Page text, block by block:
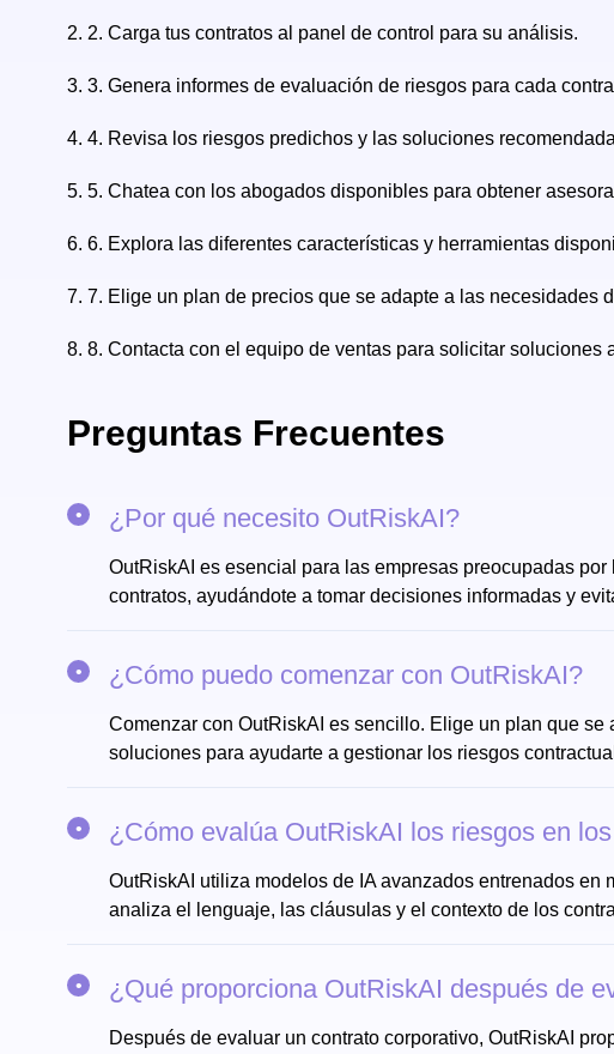
2. 2. Carga tus contratos al panel de control para su análisis.
3. 3. Genera informes de evaluación de riesgos para cada
4. 4. Revisa los riesgos predichos y las soluciones
5. 5. Chatea con los abogados disponibles para obtener
6. 6. Explora las diferentes características y herramientas
7. 7. Elige un plan de precios que se adapte a las necesidades
8. 8. Contacta con el equipo de ventas para solicitar soluciones
Preguntas Frecuentes
¿Por qué necesito OutRiskAI?
OutRiskAI es esencial para las empresas preocupadas
contratos, ayudándote a tomar decisiones informadas y
¿Cómo puedo comenzar con OutRiskAI?
Comenzar con OutRiskAI es sencillo. Elige un plan que
soluciones para ayudarte a gestionar los riesgos
¿Cómo evalúa OutRiskAI los riesgos en
OutRiskAI utiliza modelos de IA avanzados entrenados
analiza el lenguaje, las cláusulas y el contexto de los
¿Qué proporciona OutRiskAI después de
Después de evaluar un contrato corporativo, OutRiskAI